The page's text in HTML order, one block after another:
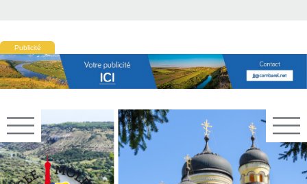
Publicité